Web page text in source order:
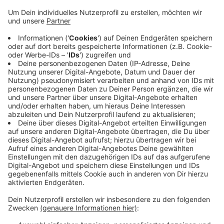
Anzeige
Dazu laden unter anderem das Jobcenter und das
Neusser Gesundheitsamt ein. Neben dem
Gesundheitscheck gibt es da auch Infos rund um ein
gesundes Leben. Caritas, die Diakonie oder auch das
Neusser Familienbüro sind vertreten. Außerdem
werden verschiedene Sport- und Fitness-Workshops
angeboten. Die Messe läuft am Mittwoch (08.07.) von
10 bis 14 Uhr.
Anzeige